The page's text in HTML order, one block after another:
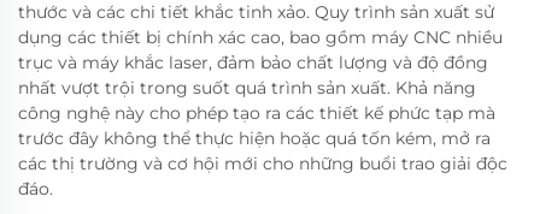
thước và các chi tiết khắc tinh xảo. Quy trình sản xuất sử
dụng các thiết bị chính xác cao, bao gồm máy CNC nhiều
trục và máy khắc laser, đảm bảo chất lượng và độ đồng
nhất vượt trội trong suốt quá trình sản xuất. Khả năng
công nghệ này cho phép tạo ra các thiết kế phức tạp mà
trước đây không thể thực hiện hoặc quá tốn kém, mở ra
các thị trường và cơ hội mới cho những buổi trao giải độc
đáo.